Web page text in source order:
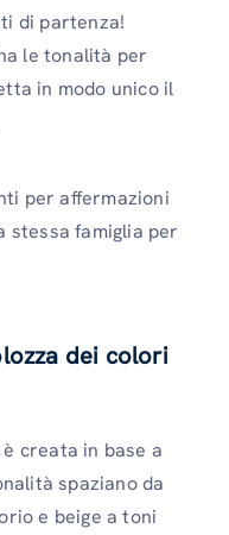
di partenza!
le tonalità per
in modo unico il
per affermazioni
stessa famiglia per
dei colori
creata in base a
spaziano da
e beige a toni